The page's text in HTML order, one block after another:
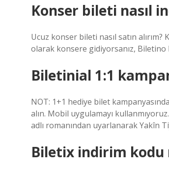
Konser bileti nasıl
Ucuz konser bileti nasıl satın
olarak konsere gidiyorsanız,
Biletinial 1:1
NOT: 1+1 hediye bilet
alın. Mobil uygulamayı
adlı romanından uyarlanarak Yakîn
Biletix indirim kodu